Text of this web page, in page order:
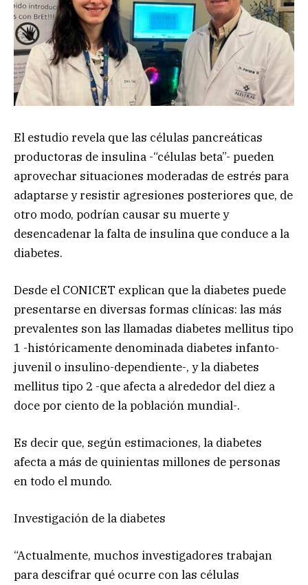
El estudio revela que las células pancreáticas
productoras de insulina -“células beta”- pueden
aprovechar situaciones moderadas de estrés para
adaptarse y resistir agresiones posteriores que, de
otro modo, podrían causar su muerte y
desencadenar la falta de insulina que conduce a la
diabetes.
Desde el CONICET explican que la diabetes puede
presentarse en diversas formas clínicas: las más
prevalentes son las llamadas diabetes mellitus tipo
1 -históricamente denominada diabetes infanto-
juvenil o insulino-dependiente-, y la diabetes
mellitus tipo 2 -que afecta a alrededor del diez a
doce por ciento de la población mundial-.
Es decir que, según estimaciones, la diabetes
afecta a más de quinientas millones de personas
en todo el mundo.
Investigación de la diabetes
“Actualmente, muchos investigadores trabajan
para descifrar qué ocurre con las células